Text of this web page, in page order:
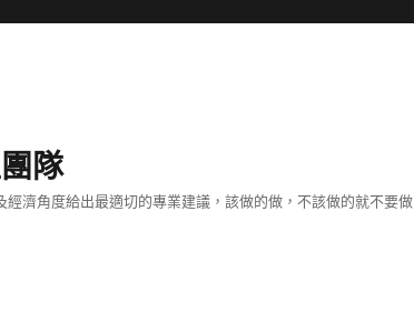
隊
濟角度給出最適切的專業建議，該做的做，不該做的就不要做